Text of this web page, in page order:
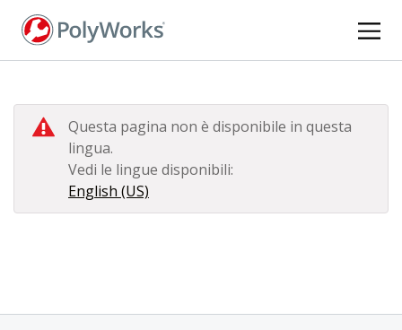
Salta
Questa pagina non è disponibile in questa
lingua.
Vedi le lingue disponibili:
English (US)